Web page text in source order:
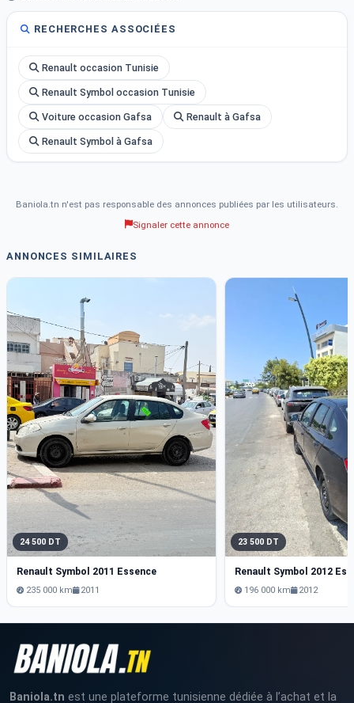
RECHERCHES ASSOCIÉES
Renault occasion Tunisie
Renault Symbol occasion Tunisie
Voiture occasion Gafsa Renault à Gafsa
Renault Symbol à Gafsa
Baniola.tn n'est pas responsable des annonces publiées par les utilisateurs.
Signaler cette annonce
ANNONCES SIMILAIRES
24 500 DT
Renault Symbol 2011 Essence
235 000 km 2011
23 500 DT
Renault Symbol 2012
196 000 km 2012
Baniola.tn est une plateforme tunisienne dédiée à l’achat et la